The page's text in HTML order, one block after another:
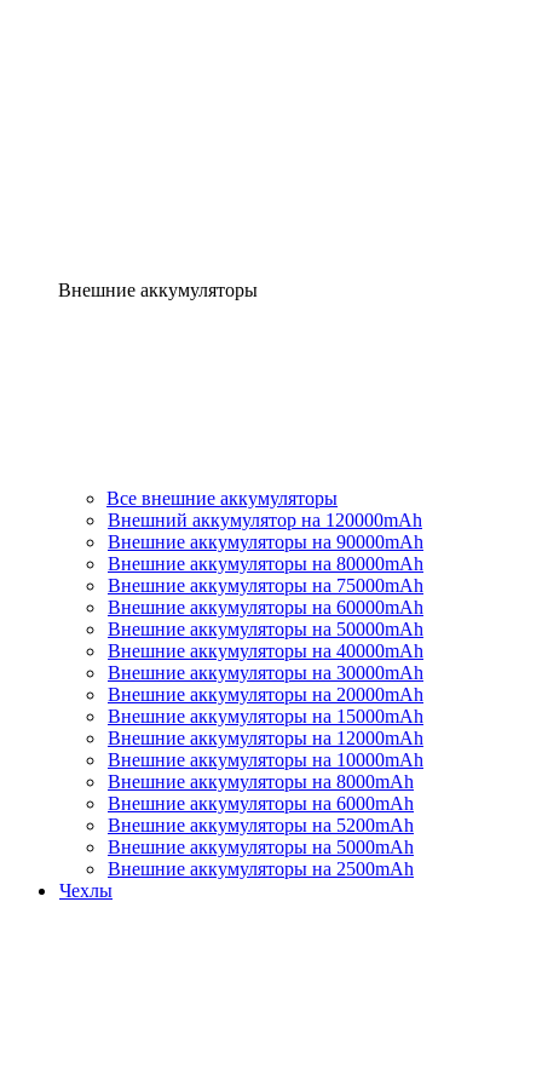
Внешние аккумуляторы
Все внешние аккумуляторы
Внешний аккумулятор на 120000mAh
Внешние аккумуляторы на 90000mAh
Внешние аккумуляторы на 80000mAh
Внешние аккумуляторы на 75000mAh
Внешние аккумуляторы на 60000mAh
Внешние аккумуляторы на 50000mAh
Внешние аккумуляторы на 40000mAh
Внешние аккумуляторы на 30000mAh
Внешние аккумуляторы на 20000mAh
Внешние аккумуляторы на 15000mAh
Внешние аккумуляторы на 12000mAh
Внешние аккумуляторы на 10000mAh
Внешние аккумуляторы на 8000mAh
Внешние аккумуляторы на 6000mAh
Внешние аккумуляторы на 5200mAh
Внешние аккумуляторы на 5000mAh
Внешние аккумуляторы на 2500mAh
Чехлы